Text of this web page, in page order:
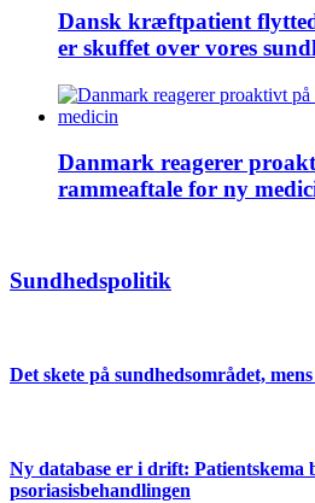
Dansk kræftpatient
er skuffet over vores
Danmark reagerer
rammeaftale for ny
Sundhedspolitik
Det skete på sundhedsområdet,
Ny database er i drift: Patientskema
psoriasisbehandlingen